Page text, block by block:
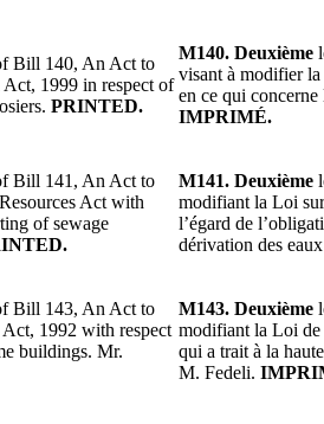
Bill 140, An Act to
1999 in respect of
PRINTED.
M140. Deuxième
visant à modifier
en ce qui
IMPRIMÉ.
Bill 141, An Act to
Act with
of sewage
M141. Deuxième
modifiant la Loi sur
l’égard de
dérivation des
Bill 143, An Act to
1992 with respect
buildings. Mr.
M143. Deuxième
modifiant la Loi de
qui a trait à la
M. Fedeli.